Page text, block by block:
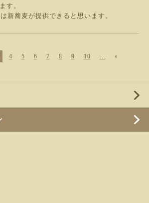
す。
新蕎麦が提供できると思います。
4 5 6 7 8 9 10 ... »